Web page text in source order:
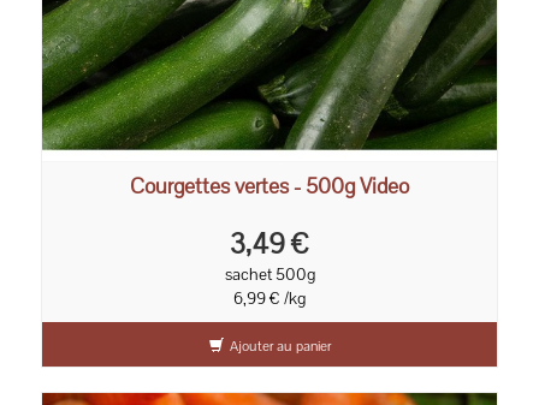
Courgettes vertes - 500g Video
3,49 €
sachet 500g
6,99 € /kg
Ajouter au panier